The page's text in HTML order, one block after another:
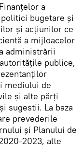
a
bugetare și
și acțiunilor ce
a mijloacelor
administrării
publice,
mediului de
şi alte părţi
sugestii. La baza
prevederile
şi Planului de
2023, alte